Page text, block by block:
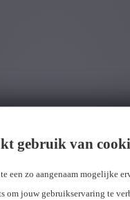
gebruik van
een zo aangenaam mogelijke
om jouw gebruikservaring te
We gingen samen de
medewerkers het